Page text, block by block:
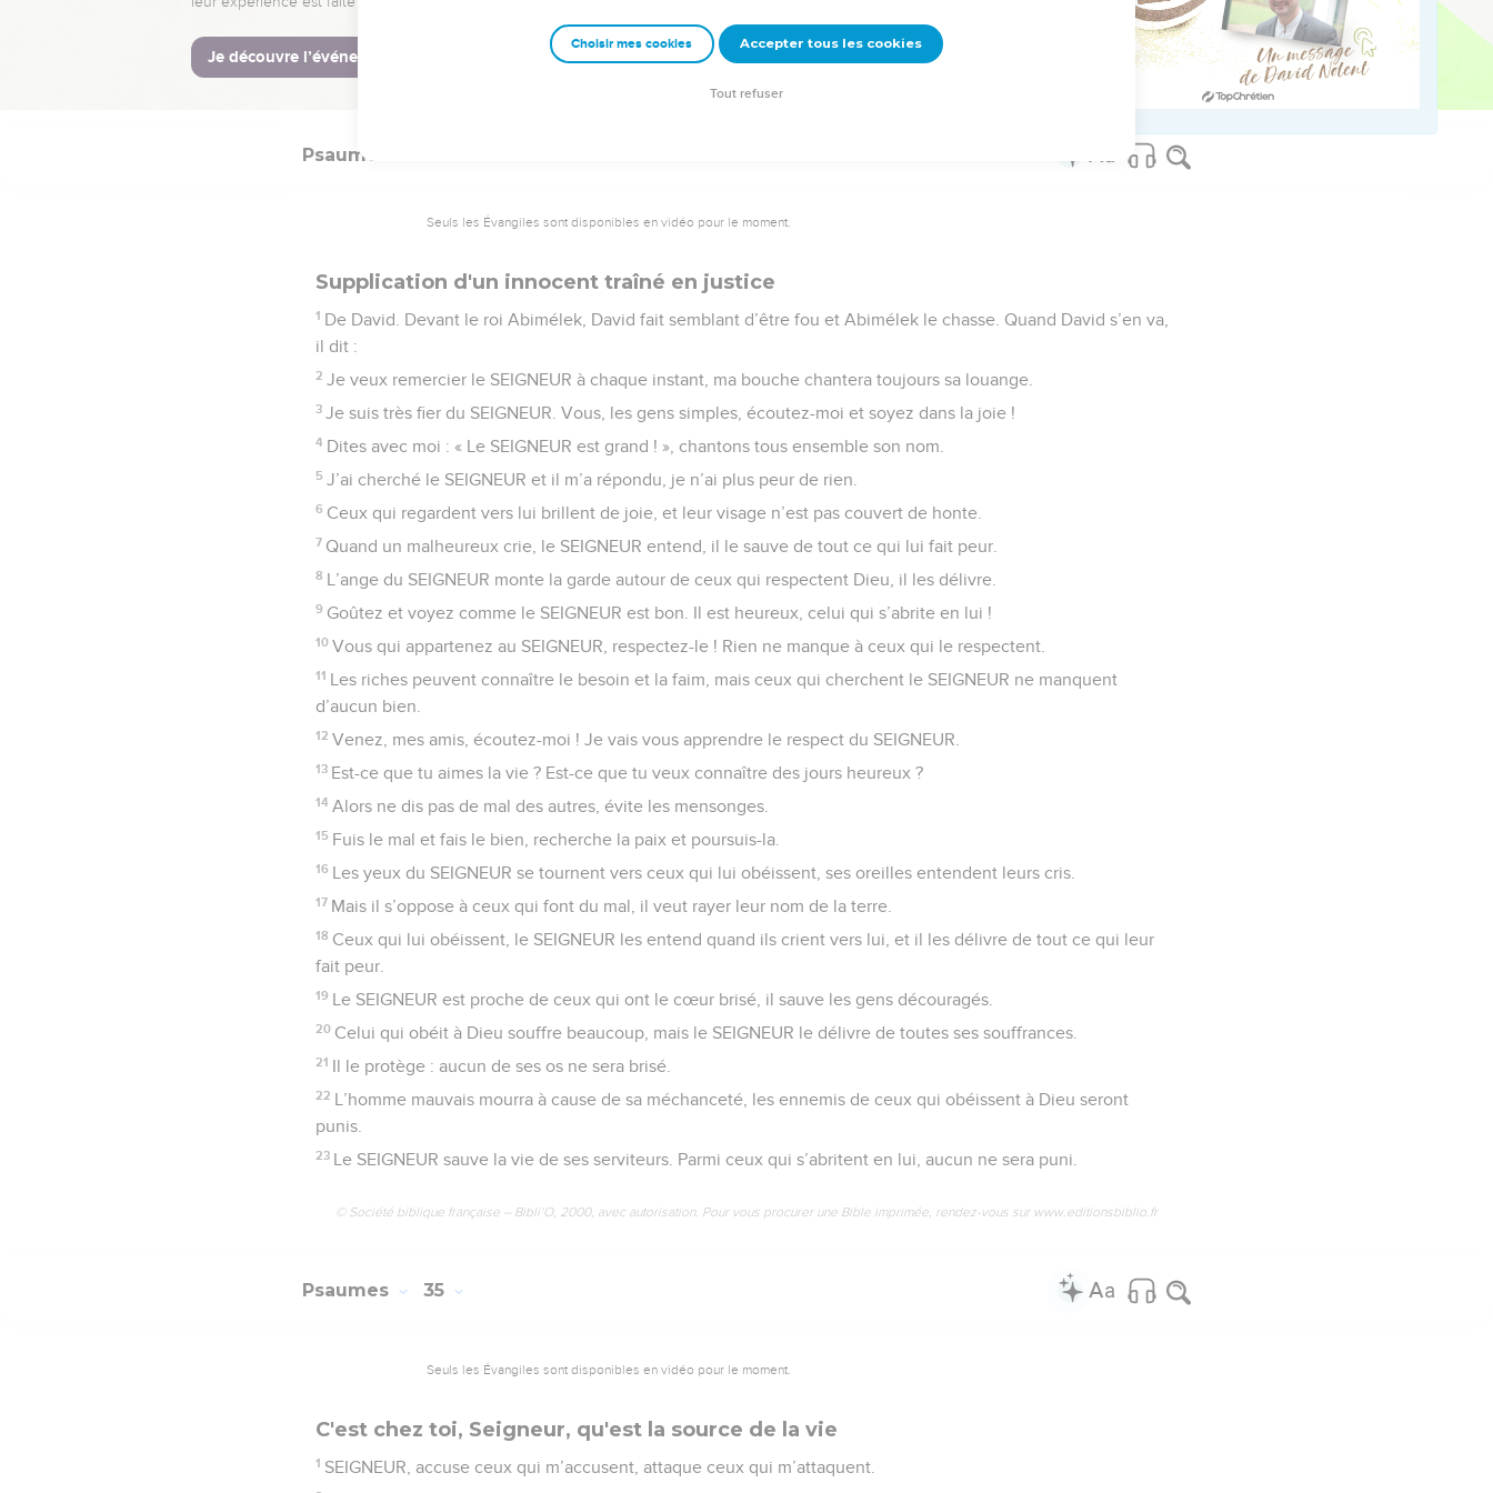
22 SEIGNEUR, que ton amour repose sur nous, comme nous l’espérons de toi !
© Société biblique française – Bibli’O, 2000, avec autorisation. Pour vous procurer une Bible imprimée, rendez-vous sur www.editionsbiblio.fr
Psaumes
Seuls les Évangiles sont disponibles en vidéo pour le moment.
Supplication d'un innocent traîné en justice
1 De David. Devant le roi Abimélek, David fait semblant d’être fou et Abimélek le chasse. Quand David s’en va,
il dit :
2 Je veux remercier le SEIGNEUR à chaque instant, ma bouche chantera toujours sa louange.
3 Je suis très fier du SEIGNEUR. Vous, les gens simples, écoutez-moi et soyez dans la joie !
4 Dites avec moi : « Le SEIGNEUR est grand ! », chantons tous ensemble son nom.
5 J’ai cherché le SEIGNEUR et il m’a répondu, je n’ai plus peur de rien.
6 Ceux qui regardent vers lui brillent de joie, et leur visage n’est pas couvert de honte.
7 Quand un malheureux crie, le SEIGNEUR entend, il le sauve de tout ce qui lui fait peur.
8 L’ange du SEIGNEUR monte la garde autour de ceux qui respectent Dieu, il les délivre.
9 Goûtez et voyez comme le SEIGNEUR est bon. Il est heureux, celui qui s’abrite en lui !
10 Vous qui appartenez au SEIGNEUR, respectez-le ! Rien ne manque à ceux qui le respectent.
11 Les riches peuvent connaître le besoin et la faim, mais ceux qui cherchent le SEIGNEUR ne manquent
d’aucun bien.
12 Venez, mes amis, écoutez-moi ! Je vais vous apprendre le respect du SEIGNEUR.
13 Est-ce que tu aimes la vie ? Est-ce que tu veux connaître des jours heureux ?
14 Alors ne dis pas de mal des autres, évite les mensonges.
15 Fuis le mal et fais le bien, recherche la paix et poursuis-la.
16 Les yeux du SEIGNEUR se tournent vers ceux qui lui obéissent, ses oreilles entendent leurs cris.
17 Mais il s’oppose à ceux qui font du mal, il veut rayer leur nom de la terre.
18 Ceux qui lui obéissent, le SEIGNEUR les entend quand ils crient vers lui, et il les délivre de tout ce qui leur
fait peur.
19 Le SEIGNEUR est proche de ceux qui ont le cœur brisé, il sauve les gens découragés.
20 Celui qui obéit à Dieu souffre beaucoup, mais le SEIGNEUR le délivre de toutes ses souffrances.
21 Il le protège : aucun de ses os ne sera brisé.
22 L’homme mauvais mourra à cause de sa méchanceté, les ennemis de ceux qui obéissent à Dieu seront
punis.
23 Le SEIGNEUR sauve la vie de ses serviteurs. Parmi ceux qui s’abritent en lui, aucun ne sera puni.
© Société biblique française – Bibli’O, 2000, avec autorisation. Pour vous procurer une Bible imprimée, rendez-vous sur www.editionsbiblio.fr
Psaumes 35
Seuls les Évangiles sont disponibles en vidéo pour le moment.
C'est chez toi, Seigneur, qu'est la source de la vie
1 SEIGNEUR, accuse ceux qui m’accusent, attaque ceux qui m’attaquent.
Choisir mes cookies Accepter tous les cookies
Tout refuser